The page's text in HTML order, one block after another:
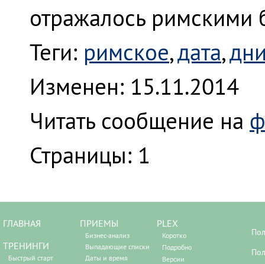
отражалось римскими
Теги: римское,дата,
Изменен: 15.11.2014
Читать сообщение на
Страницы: 1
ГЛАВНАЯ
ТРЕНИНГИ
Быстрый старт
ПРИЕМЫ
Бизнес-анализ
Выпадающие списки
Даты и время
PLEX
Коротко
Подробно
Версии